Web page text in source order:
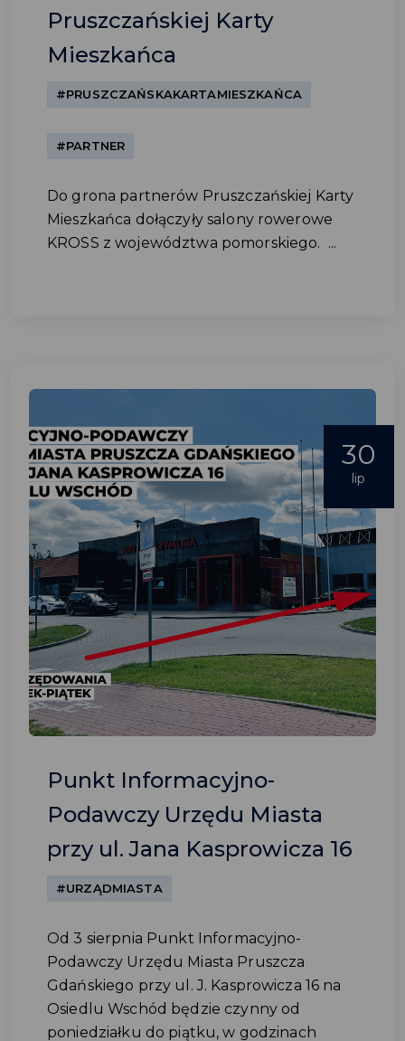
Pruszczańskiej Karty
Mieszkańca
#PRUSZCZAŃSKAKARTAMIESZKAŃCA
#PARTNER
Do grona partnerów Pruszczańskiej Karty
Mieszkańca dołączyły salony rowerowe
KROSS z województwa pomorskiego. ...
30
lip
Punkt Informacyjno-
Podawczy Urzędu Miasta
przy ul. Jana Kasprowicza 16
#URZĄDMIASTA
Od 3 sierpnia Punkt Informacyjno-
Podawczy Urzędu Miasta Pruszcza
Gdańskiego przy ul. J. Kasprowicza 16 na
Osiedlu Wschód będzie czynny od
poniedziałku do piątku, w godzinach